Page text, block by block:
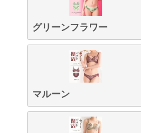
グリーンフラワー
マルーン